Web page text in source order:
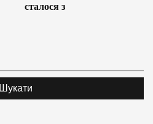
сталося з